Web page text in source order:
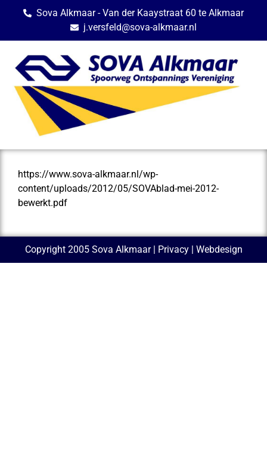
Sova Alkmaar - Van der Kaaystraat 60 te Alkmaar
j.versfeld@sova-alkmaar.nl
https://www.sova-alkmaar.nl/wp-
content/uploads/2012/05/SOVAblad-mei-2012-
bewerkt.pdf
Copyright 2005 Sova Alkmaar | Privacy| Webdesign